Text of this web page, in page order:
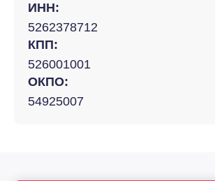
ИНН:
5262378712
КПП:
526001001
ОКПО:
54925007